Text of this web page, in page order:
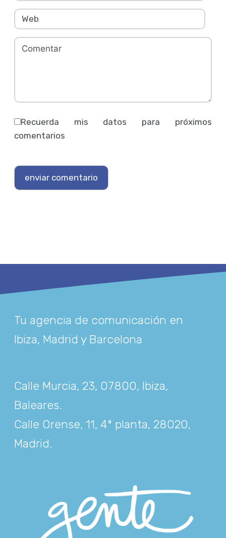
Recuerda mis datos para próximos
comentarios
Tu agencia de comunicación en
Ibiza, Madrid y Barcelona
Calle Murcia, 23, 07800, Ibiza,
Baleares.
Calle Orense, 11, 4ª planta, 28020,
Madrid.